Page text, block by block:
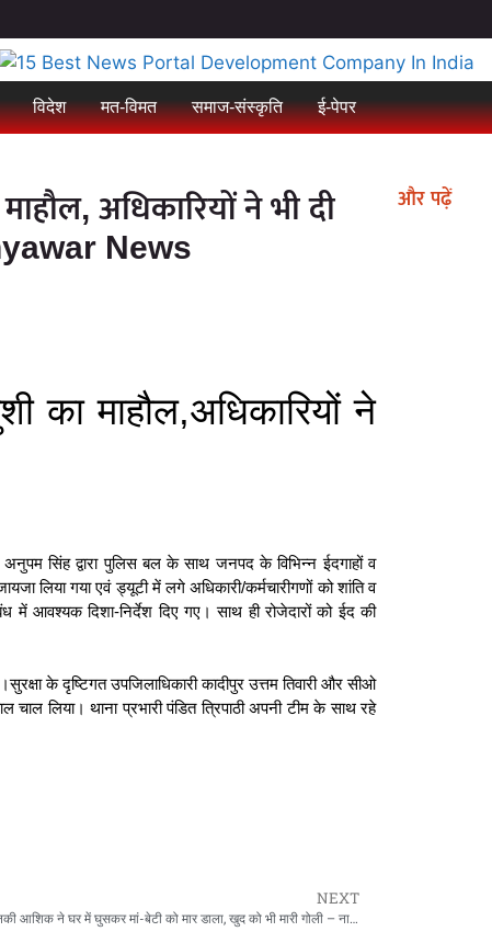
विदेश मत-विमत समाज-संस्कृति ई-पेपर
अधिकारियों ने भी दी
News
का माहौल,अधिकारियों ने
सिंह द्वारा पुलिस बल के साथ जनपद के विभिन्न ईदगाहों व
लिया गया एवं ड्यूटी में लगे अधिकारी/कर्मचारीगणों को शांति व
में आवश्यक दिशा-निर्देश दिए गए। साथ ही रोजेदारों को ईद की
के दृष्टिगत उपजिलाधिकारी कादीपुर उत्तम तिवारी और सीओ
चाल लिया। थाना प्रभारी पंडित त्रिपाठी अपनी टीम के साथ रहे
NEXT
बिहार में सनकी आशिक ने घर में घुसकर मां-बेटी को मार डाला, खुद को भी मारी गोली – नालंदा बिहार Dainik Manywar News
और पढ़ें